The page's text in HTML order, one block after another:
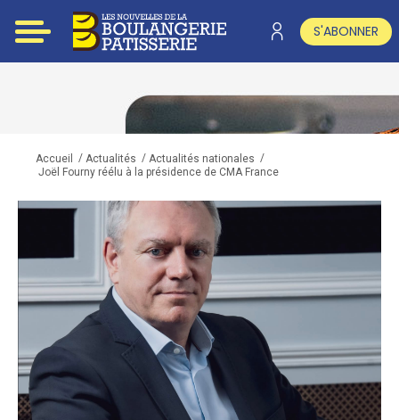
S'ABONNER
Accueil / Actualités / Actualités nationales /
Joël Fourny réélu à la présidence de CMA France